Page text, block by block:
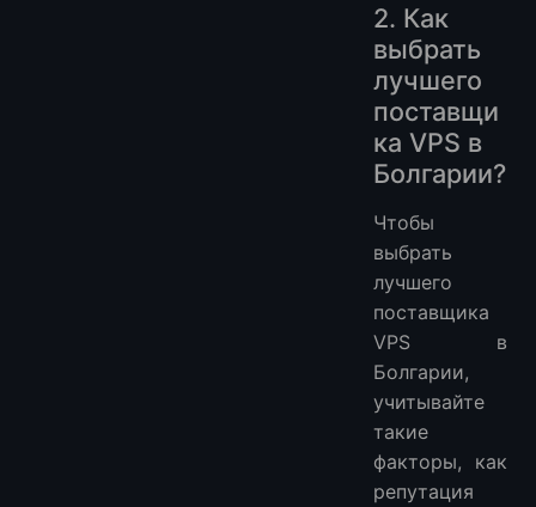
2. Как
выбрать
лучшего
поставщи
ка VPS в
Болгарии?
Чтобы
выбрать
лучшего
поставщика
VPS в
Болгарии,
учитывайте
такие
факторы, как
репутация